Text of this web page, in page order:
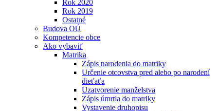
Rok 2020
Rok 2019
Ostatné
Budova OÚ
Kompetencie obce
Ako vybaviť
Matrika
Zápis narodenia do matriky
Určenie otcovstva pred alebo po narodení
dieťaťa
Uzatvorenie manželstva
Zápis úmrtia do matriky
Vystavenie druhopisu